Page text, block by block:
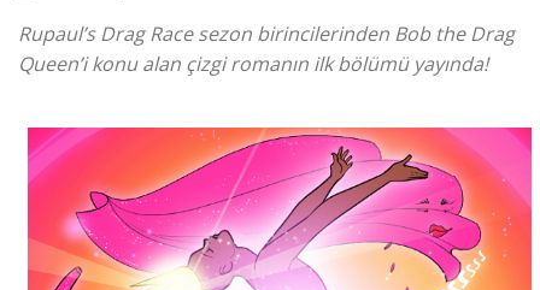
Rupaul’s Drag Race sezon birincilerinden Bob the Drag
Queen’i konu alan çizgi romanın ilk bölümü yayında!